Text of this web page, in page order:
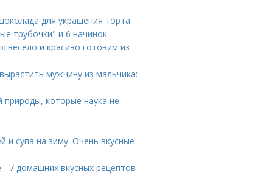
для украшения торта
трубочки" и 6 начинок
весело и красиво готовим из
мужчину из мальчика:
природы, которые наука не
супа на зиму. Очень вкусные
7 домашних вкусных рецептов